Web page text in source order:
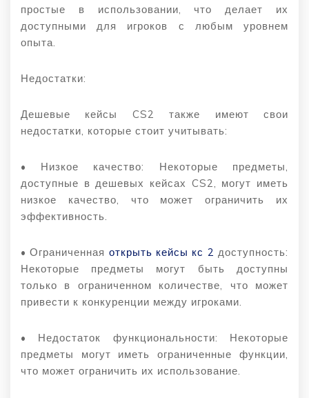
простые в использовании, что делает их
доступными для игроков с любым уровнем
опыта.
Недостатки:
Дешевые кейсы CS2 также имеют свои
недостатки, которые стоит учитывать:
• Низкое качество: Некоторые предметы,
доступные в дешевых кейсах CS2, могут иметь
низкое качество, что может ограничить их
эффективность.
• Ограниченная открыть кейсы кс 2 доступность:
Некоторые предметы могут быть доступны
только в ограниченном количестве, что может
привести к конкуренции между игроками.
• Недостаток функциональности: Некоторые
предметы могут иметь ограниченные функции,
что может ограничить их использование.